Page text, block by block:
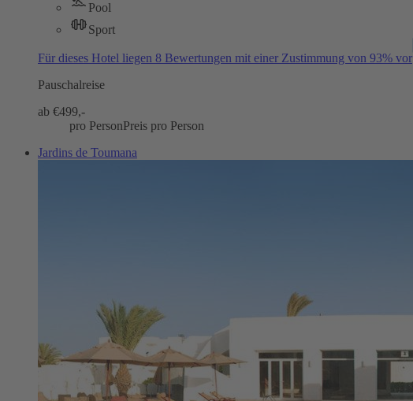
Pool
Sport
Für dieses Hotel liegen 8 Bewertungen mit einer Zustimmung von 93% vor
Pauschalreise
ab €499,-
pro PersonPreis pro Person
Jardins de Toumana